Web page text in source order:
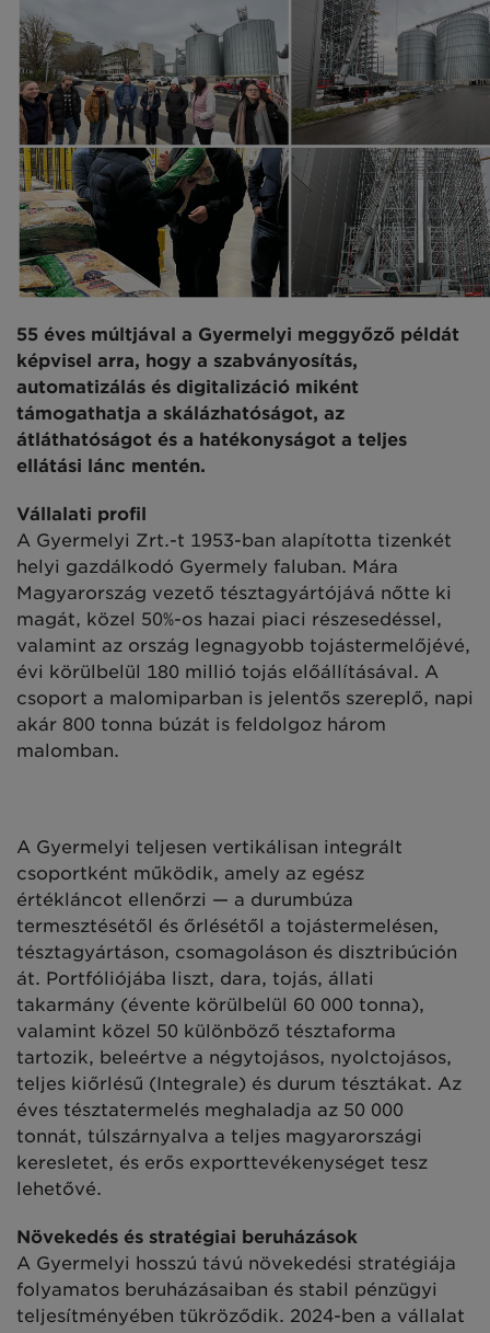
55 éves múltjával a Gyermelyi meggyőző példát
képvisel arra, hogy a szabványosítás,
automatizálás és digitalizáció miként
támogathatja a skálázhatóságot, az
átláthatóságot és a hatékonyságot a teljes
ellátási lánc mentén.
Vállalati profil
A Gyermelyi Zrt.-t 1953-ban alapította tizenkét
helyi gazdálkodó Gyermely faluban. Mára
Magyarország vezető tésztagyártójává nőtte ki
magát, közel 50%-os hazai piaci részesedéssel,
valamint az ország legnagyobb tojástermelőjévé,
évi körülbelül 180 millió tojás előállításával. A
csoport a malomiparban is jelentős szereplő, napi
akár 800 tonna búzát is feldolgoz három
malomban.
A Gyermelyi teljesen vertikálisan integrált
csoportként működik, amely az egész
értékláncot ellenőrzi — a durumbúza
termesztésétől és őrlésétől a tojástermelésen,
tésztagyártáson, csomagoláson és disztribúción
át. Portfóliójába liszt, dara, tojás, állati
takarmány (évente körülbelül 60 000 tonna),
valamint közel 50 különböző tésztaforma
tartozik, beleértve a négytojásos, nyolctojásos,
teljes kiőrlésű (Integrale) és durum tésztákat. Az
éves tésztatermelés meghaladja az 50 000
tonnát, túlszárnyalva a teljes magyarországi
keresletet, és erős exporttevékenységet tesz
lehetővé.
Növekedés és stratégiai beruházások
A Gyermelyi hosszú távú növekedési stratégiája
folyamatos beruházásaiban és stabil pénzügyi
teljesítményében tükröződik. 2024-ben a vállalat